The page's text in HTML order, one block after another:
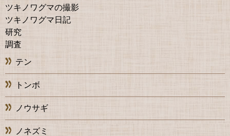
ツキノワグマの撮影
ツキノワグマ日記
研究
調査
テン
トンボ
ノウサギ
ノネズミ